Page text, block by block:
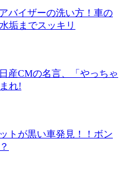
バイザーの洗い方！車の
垢までスッキリ
産CMの名言、「やっちゃ
れ!
トが黒い車発見！！ボン